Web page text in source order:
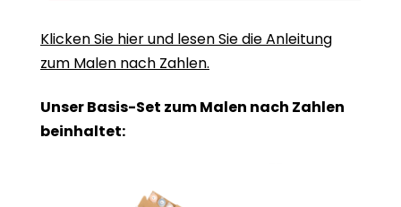
Klicken Sie hier und lesen Sie die Anleitung
zum Malen nach Zahlen.
Unser Basis-Set zum Malen nach Zahlen
beinhaltet: